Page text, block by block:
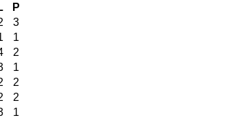
P
3
1
2
1
2
2
1